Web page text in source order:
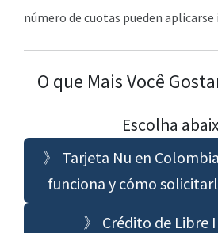
número de cuotas pueden aplicarse
O que Mais Você
Escolha
》 Tarjeta Nu en
funciona y cómo
》 Crédito de Libre